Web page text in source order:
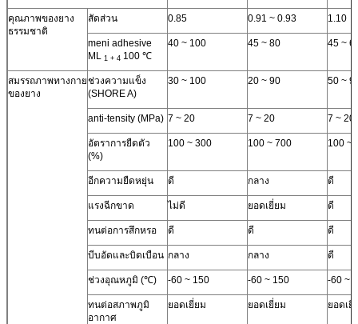
คุณภาพของยาง
ธรรมชาติ
สัดส่วน 0.85 0.91 ~ 0.93 1.10
meni adhesive
ML 1 + 4 100 ℃
40 ~ 100 45 ~ 80 45 ~
สมรรถภาพทางกาย
ของยาง
ช่วงความแข็ง
(SHORE A)
30 ~ 100 20 ~ 90 50 ~
anti-tensity (MPa) 7 ~ 20 7 ~ 20 7 ~ 20
อัตราการยืดตัว
(%)
100 ~ 300 100 ~ 700 100 ~
อีกความยืดหยุ่น ดี กลาง ดี
แรงฉีกขาด ไม่ดี ยอดเยี่ยม ดี
ทนต่อการสึกหรอ ดี ดี ดี
บีบอัดและบิดเบือน กลาง กลาง ดี
ช่วงอุณหภูมิ (℃) -60 ~ 150 -60 ~ 150 -60 ~
ทนต่อสภาพภูมิ
อากาศ
ยอดเยี่ยม ยอดเยี่ยม ยอดเยี่